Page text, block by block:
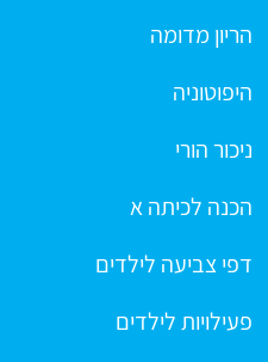
הריון מדומה
היפוטוניה
ניכור הורי
הכנה לכיתה א
דפי צביעה לילדים
פעילויות לילדים